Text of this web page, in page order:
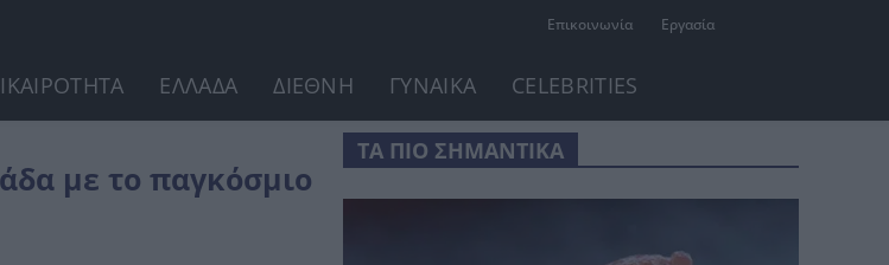
Επικοινωνία Εργασία
ΕΛΛΑΔΑ ΔΙΕΘΝΗ ΓΥΝΑΙΚΑ CELEBRITIES
με το παγκόσμιο
ΤΑ ΠΙΟ ΣΗΜΑΝΤΙΚΑ